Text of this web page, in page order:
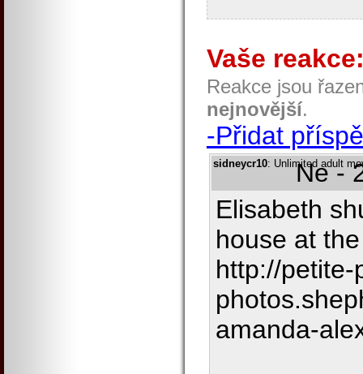
Vaše
Reakce jsou
nejnovější.
-Přidat
sidneycr10: Unlimited adult
Ne -
Elisabeth
house at
http://petite-
amanda-